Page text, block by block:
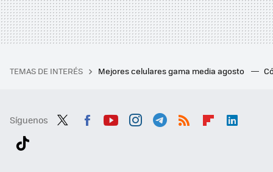
TEMAS DE INTERÉS Mejores celulares gama media agosto
Síguenos